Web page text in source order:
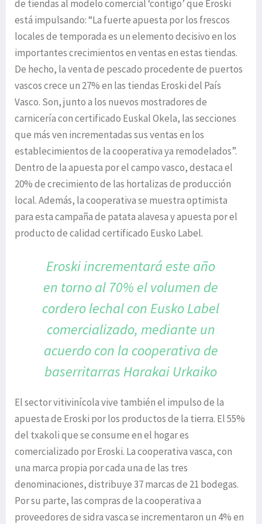
de tiendas al modelo comercial ‘contigo’ que Eroski
está impulsando: “La fuerte apuesta por los frescos
locales de temporada es un elemento decisivo en los
importantes crecimientos en ventas en estas tiendas.
De hecho, la venta de pescado procedente de puertos
vascos crece un 27% en las tiendas Eroski del País
Vasco. Son, junto a los nuevos mostradores de
carnicería con certificado Euskal Okela, las secciones
que más ven incrementadas sus ventas en los
establecimientos de la cooperativa ya remodelados”.
Dentro de la apuesta por el campo vasco, destaca el
20% de crecimiento de las hortalizas de producción
local. Además, la cooperativa se muestra optimista
para esta campaña de patata alavesa y apuesta por el
producto de calidad certificado Eusko Label.
Eroski incrementará este año
en torno al 70% el volumen de
cordero lechal con Eusko Label
comercializado, mediante un
acuerdo con la cooperativa de
baserritarras Harakai Urkaiko
El sector vitivinícola vive también el impulso de la
apuesta de Eroski por los productos de la tierra. El 55%
del txakoli que se consume en el hogar es
comercializado por Eroski. La cooperativa vasca, con
una marca propia por cada una de las tres
denominaciones, distribuye 37 marcas de 21 bodegas.
Por su parte, las compras de la cooperativa a
proveedores de sidra vasca se incrementaron un 4% en